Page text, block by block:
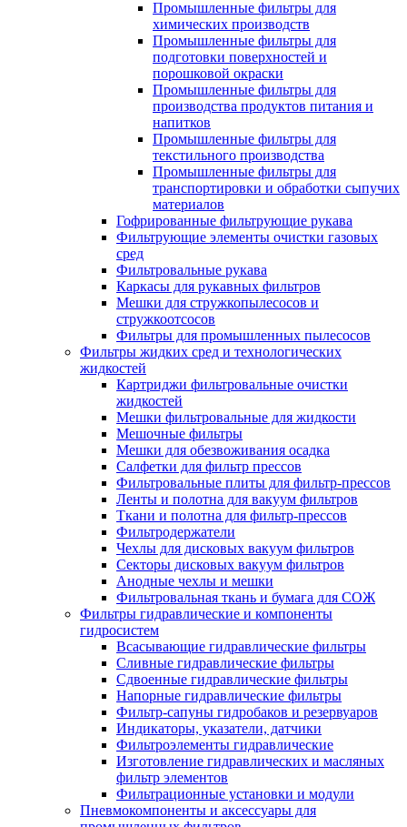
Промышленные фильтры для
химических производств
Промышленные фильтры для
подготовки поверхностей и
порошковой окраски
Промышленные фильтры для
производства продуктов питания и
напитков
Промышленные фильтры для
текстильного производства
Промышленные фильтры для
транспортировки и обработки сыпучих
материалов
Гофрированные фильтрующие рукава
Фильтрующие элементы очистки газовых
сред
Фильтровальные рукава
Каркасы для рукавных фильтров
Мешки для стружкопылесосов и
стружкоотсосов
Фильтры для промышленных пылесосов
Фильтры жидких сред и технологических
жидкостей
Картриджи фильтровальные очистки
жидкостей
Мешки фильтровальные для жидкости
Мешочные фильтры
Мешки для обезвоживания осадка
Салфетки для фильтр прессов
Фильтровальные плиты для фильтр-прессов
Ленты и полотна для вакуум фильтров
Ткани и полотна для фильтр-прессов
Фильтродержатели
Чехлы для дисковых вакуум фильтров
Секторы дисковых вакуум фильтров
Анодные чехлы и мешки
Фильтровальная ткань и бумага для СОЖ
Фильтры гидравлические и компоненты
гидросистем
Всасывающие гидравлические фильтры
Сливные гидравлические фильтры
Сдвоенные гидравлические фильтры
Напорные гидравлические фильтры
Фильтр-сапуны гидробаков и резервуаров
Индикаторы, указатели, датчики
Фильтроэлементы гидравлические
Изготовление гидравлических и масляных
фильтр элементов
Фильтрационные установки и модули
Пневмокомпоненты и аксессуары для